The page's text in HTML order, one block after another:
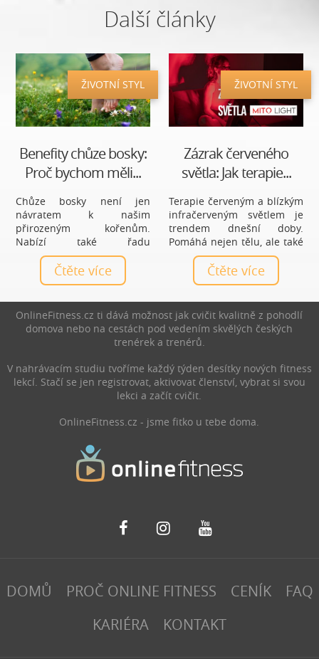
Další články
ŽIVOTNÍ STYL
Benefity chůze bosky:
Proč bychom měli...
Chůze bosky není jen
návratem k našim
přirozeným kořenům.
Nabízí také řadu
zdravotních výhod, které
mohou pozitivně ovlivnit
naše tělo i mysl. Od posílení
rovnováhy až po snížení
stresu a zlepšení spánku.
Chůze bosky má skutečně
mnoho přínosů. V tomto
článku se dozvíte, proč
byste měli častěji sundávat
boty a vyrazit na procházku
Čtěte více
ŽIVOTNÍ STYL
Zázrak červeného
světla: Jak terapie...
Terapie červeným a blízkým
infračerveným světlem je
trendem dnešní doby.
Pomáhá nejen tělu, ale také
psychice. Až devadesát
procent času jsme někde
zavření, ať už v práci nebo
baterky. Červené světlo lze
považovat za jeden ze
základních zdrojů energie.
Pomáhá tělu například
zmírnit záněty, ulevit od
bolesti, při regeneraci nebo
zlepšit spánek.
Čtěte více
OnlineFitness.cz ti dává možnost jak cvičit kvalitně z pohodlí
domova nebo na cestách pod vedením skvělých českých
trenérek a trenérů.
V nahrávacím studiu tvoříme každý týden desítky nových fitness
lekcí. Stačí se jen registrovat, aktivovat členství, vybrat si svou
lekci a začít cvičit.
OnlineFitness.cz - jsme fitko u tebe doma.
DOMŮ PROČ ONLINE FITNESS CENÍK
FAQ
KARIÉRA
KONTAKT